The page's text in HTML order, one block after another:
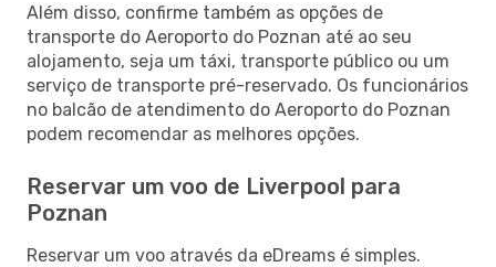
Além disso, confirme também as opções de
transporte do Aeroporto do Poznan até ao seu
alojamento, seja um táxi, transporte público ou um
serviço de transporte pré-reservado. Os funcionários
no balcão de atendimento do Aeroporto do Poznan
podem recomendar as melhores opções.
Reservar um voo de Liverpool para
Poznan
Reservar um voo através da eDreams é simples.